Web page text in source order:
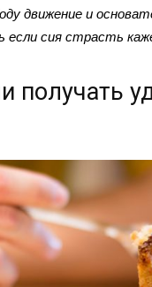
движение и
если сия страсть
получать